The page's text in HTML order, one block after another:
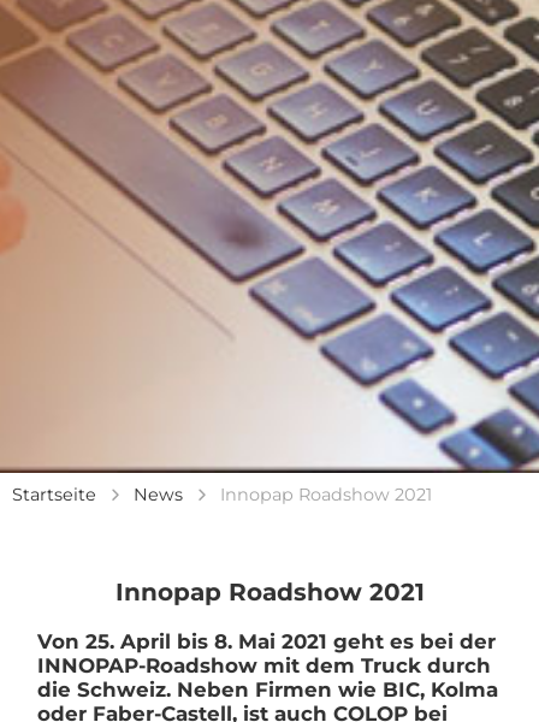
Startseite News Innopap Roadshow 2021
Innopap Roadshow 2021
Von 25. April bis 8. Mai 2021 geht es bei der
INNOPAP-Roadshow mit dem Truck durch
die Schweiz. Neben Firmen wie BIC, Kolma
oder Faber-Castell, ist auch COLOP bei